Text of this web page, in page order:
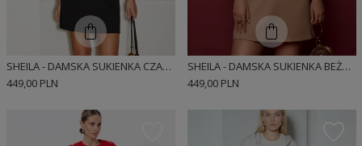
SHEILA - DAMSKA SUKIENKA CZARNA Z KOKARDKAMI I BUFIASTYMI RĘKAWAMI 'VANESSA BLACK'
449,00 PLN
SHEILA - DAMSKA SUKIENKA BEŻOWA Z KOKARDKAMI I BUFKAMI MINI 'ELIOT'
449,00 PLN